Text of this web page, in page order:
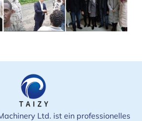
Ltd. ist ein professionelles